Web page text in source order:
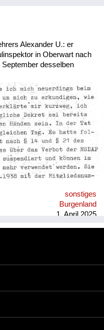
Alexander U.: er
in Oberwart nach
September desselben
sonstiges
Burgenland
1. April 2025